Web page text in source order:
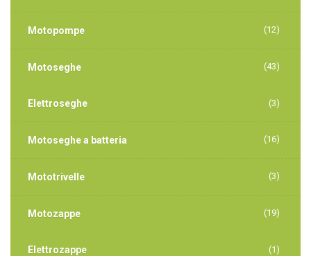
Motopompe (12)
Motoseghe (43)
Elettroseghe (3)
Motoseghe a batteria (16)
Mototrivelle (3)
Motozappe (19)
Elettrozappe (1)